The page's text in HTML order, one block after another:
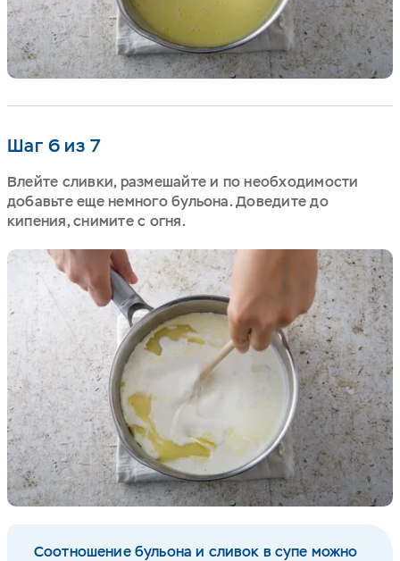
Шаг 6 из 7
Влейте сливки, размешайте и по необходимости
добавьте еще немного бульона. Доведите до
кипения, снимите с огня.
Соотношение бульона и сливок в супе можно